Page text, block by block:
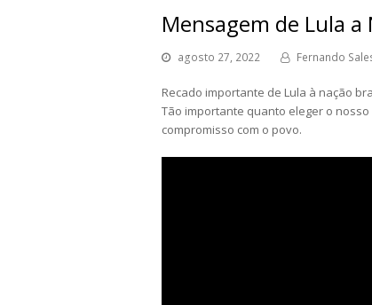
Mensagem de Lula
agosto 27, 2022 Fernando
Recado importante de Lula à nação
Tão importante quanto eleger o
compromisso com o povo.